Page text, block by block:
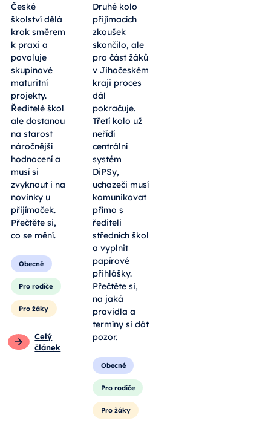
České
školství dělá
krok směrem
k praxi a
povoluje
skupinové
maturitní
projekty.
Ředitelé škol
ale dostanou
na starost
náročnější
hodnocení a
musí si
zvyknout i na
novinky u
přijímaček.
Přečtěte si,
co se mění.
Obecné
Pro rodiče
Pro žáky
Celý
článek
Druhé kolo
přijímacích
zkoušek
skončilo, ale
pro část žáků
v Jihočeském
kraji proces
dál
pokračuje.
Třetí kolo už
neřídí
centrální
systém
DiPSy,
uchazeči musí
komunikovat
přímo s
řediteli
středních škol
a vyplnit
papírové
přihlášky.
Přečtěte si,
na jaká
pravidla a
termíny si dát
pozor.
Obecné
Pro rodiče
Pro žáky